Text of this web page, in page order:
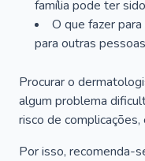
família pode ter
O que fazer
para outras
Procurar o
algum problema
risco de
Por isso, recomenda-